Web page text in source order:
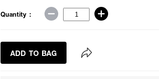
Quantity :
ADD TO BAG